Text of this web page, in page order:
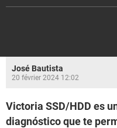
José Bautista
20 février 2024 12:02
Victoria SSD/HDD es
diagnóstico que te